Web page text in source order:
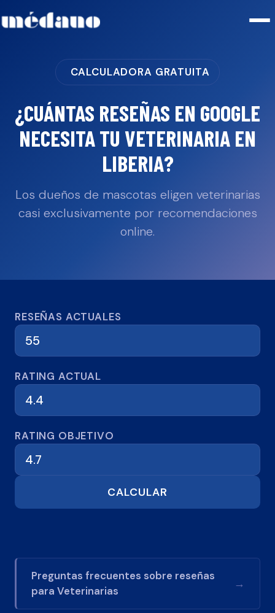
CALCULADORA GRATUITA
¿CUÁNTAS RESEÑAS EN GOOGLE
NECESITA TU VETERINARIA EN
LIBERIA?
Los dueños de mascotas eligen veterinarias
casi exclusivamente por recomendaciones
online.
Calculadora de reseñas
RESEÑAS ACTUALES
RATING ACTUAL
RATING OBJETIVO
CALCULAR
Preguntas frecuentes sobre reseñas
para Veterinarias
→